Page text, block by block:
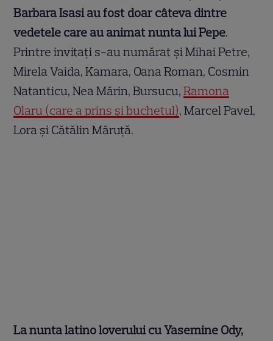
Barbara Isasi au fost doar câteva dintre
vedetele care au animat nunta lui Pepe.
Printre invitați s-au numărat și Mihai Petre,
Mirela Vaida, Kamara, Oana Roman, Cosmin
Natanticu, Nea Mărin, Bursucu,Ramona
Olaru (care a prins și buchetul), Marcel Pavel,
Lora și Cătălin Măruță.
La nunta latino loverului cu Yasemine Ody,